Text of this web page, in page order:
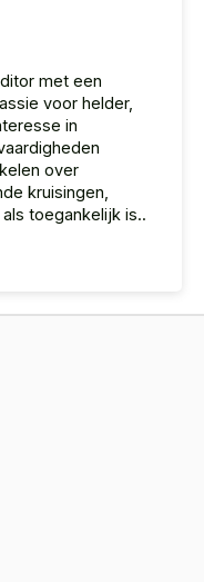
met een
voor helder,
in
over
kruisingen,
toegankelijk is..